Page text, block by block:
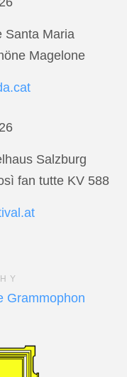
Santa Maria
Magelone
Salzburg
fan tutte KV 588
Grammophon